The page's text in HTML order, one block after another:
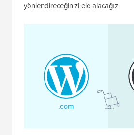
yönlendireceğinizi ele alacağız.